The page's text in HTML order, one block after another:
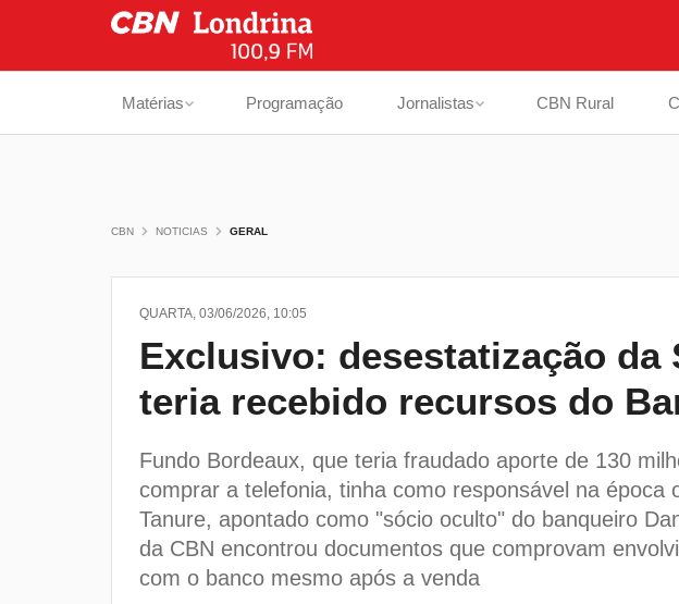
Matérias Programação Jornalistas CBN Rural
CBN NOTICIAS GERAL
QUARTA, 03/06/2026, 10:05
Exclusivo: desestatização da
teria recebido recursos do
Fundo Bordeaux, que teria fraudado aporte de 130
comprar a telefonia, tinha como responsável na época
Tanure, apontado como "sócio oculto" do banqueiro
da CBN encontrou documentos que comprovam
com o banco mesmo após a venda
6
7
8